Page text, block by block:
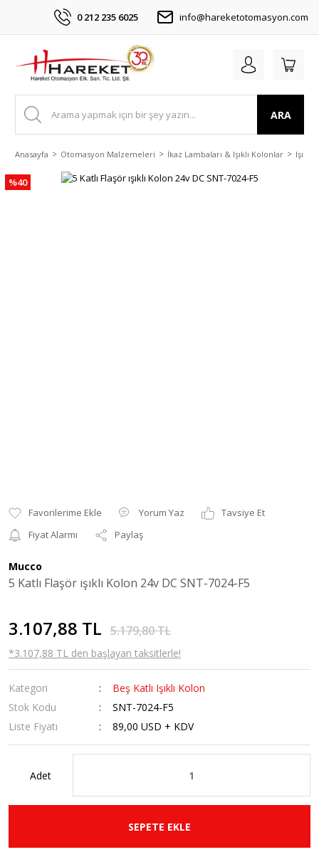
0 212 235 6025 info@hareketotomasyon.com
ARA
Anasayfa Otomasyon Malzemeleri İkaz Lambaları & Işıklı Kolonlar Işıklı
%40
Yorum Yaz
Tavsiye Et
Fiyat Alarmı
Paylaş
Mucco
5 Katlı Flaşör ışıklı Kolon 24v DC SNT-7024-F5
3.107,88 TL 5.179,80 TL
*3.107,88 TL den başlayan taksitlerle!
Kategori
Beş Katlı Işıklı Kolon
Stok Kodu
SNT-7024-F5
Liste Fiyatı
89,00 USD + KDV
Adet
SEPETE EKLE